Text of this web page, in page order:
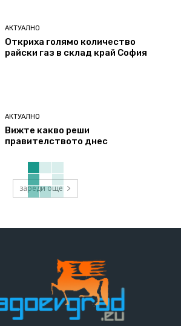
АКТУАЛНО
Откриха голямо количество
райски газ в склад край София
АКТУАЛНО
Вижте какво реши
правителството днес
зареди още